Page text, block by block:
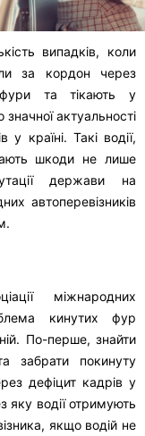
випадків, коли
за кордон через
та тікають у
актуальності
у країні. Такі водії,
шкоди не лише
держави на
автоперевізників
міжнародних
кинутих фур
По-перше, знайти
забрати покинуту
дефіцит кадрів у
яку водії отримують
якщо водій не